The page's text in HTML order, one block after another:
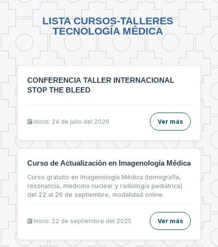
LISTA CURSOS-TALLERES
TECNOLOGÍA MÉDICA
CONFERENCIA TALLER INTERNACIONAL
STOP THE BLEED
Inicio: 24 de julio del 2026 Ver más
Curso de Actualización en Imagenología Médica
Curso gratuito en Imagenología Médica (tomografía,
resonancia, medicina nuclear y radiología pediátrica)
del 22 al 26 de septiembre, modalidad online.
Inicio: 22 de septiembre del 2025 Ver más